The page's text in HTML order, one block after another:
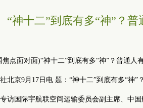
“神十二”到底有多“神”？
焦点面对面)“神十二”到底有多“神”？普通人
北京9月17日电 题：“神十二”到底有多“神”
访国际宇航联空间运输委员会副 主席、中